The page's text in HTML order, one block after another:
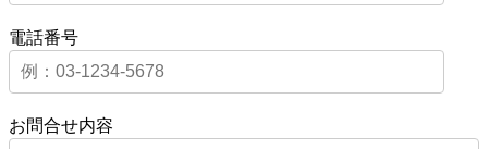
電話番号
お問合せ内容